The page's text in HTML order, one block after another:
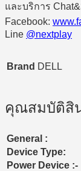
และบริการ
Facebook:
Line @nextplay
Brand DELL
คุณสมบัติสิ
General :
Device Type:
Power Device :-